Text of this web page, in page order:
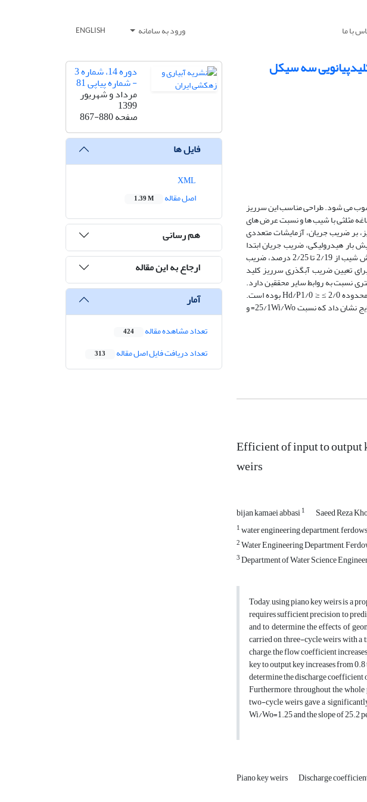
با ما ورود به سامانه ENGLISH
سه سیکل
می شود. طراحی مناسب این سرریز
مثلثی با شیب ها و نسبت عرض های
بر ضریب جریان، آزمایشات متعددی
بار هیدرولیکی، ضریب جریان ابتدا
افزایش و سپس کاهش می یابد. همچنین با افزایش نسبت عرض کلید ورودی به کلید خروجی از 8/0 تا 25/1 و افزایش شیب از 2/19 تا 2/25 درصد، ضریب
تعیین ضریب آبگذری سرریز کلید
نسبت به روابط سایر محققین دارد.
علاوه بر این سرریزهای کلیدپیانویی در مرحله هوادهی کامل به بالاترین حد از ضریب آبگذری می رسند که این در محدوده 2/0 ≥ ≤ Hd/P1/0 بوده است.
همچنین مقدار ضریب آبگذری در کلیه مراحل در سرریزهای 2 سیکل نسبت به 3 سیکل بیشتر بوده است. بررسی نتایج نشان داد که نسبت 25/1Wi/Wo= و
Efficient of input to output
weirs
bijan kamaei abbasi1 Saeed Reza
1water engineering department,
2Water Engineering Department,
3Department of Water Science
Today, using piano key weirs is a
requires sufficient precision to
and to determine the effects of
carried on three-cycle weirs with a
charge, the flow coefficient
key to output key increases from
determine the discharge
Furthermore, throughout the
two-cycle weirs gave a
Wi/Wo=1.25 and the slope of 25.2
Piano key weirs Discharge
دوره 14، شماره 3
- شماره پیاپی 81
مرداد و شهریور
1399
صفحه867-880
فایل ها
اصل مقاله
1.39 M
هم رسانی
ارجاع به این مقاله
آمار
تعداد مشاهده مقاله 424
تعداد دریافت فایل اصل مقاله 313